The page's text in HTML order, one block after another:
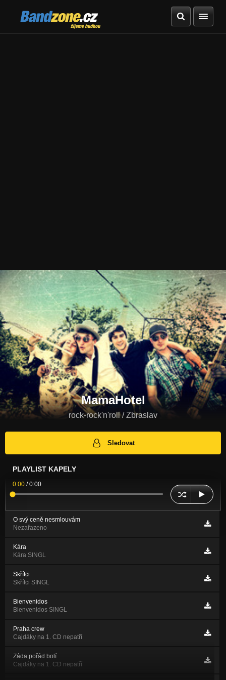
Bandzone.cz
žijeme hudbou
MamaHotel
rock-rock'n'roll / Zbraslav
Sledovat
PLAYLIST KAPELY
0:00 /0:00
O svý ceně nesmlouvám
Nezařazeno
Kára
Kára SINGL
Skřítci
Skřítci SINGL
Bienvenidos
Bienvenidos SINGL
Praha crew
Cajdáky na 1. CD nepatří
Záda pořád bolí
Cajdáky na 1. CD nepatří